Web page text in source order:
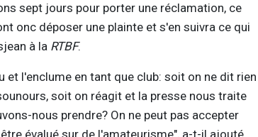
sept jours pour porter une réclamation, ce
onc déposer une plainte et s'en suivra ce qui
à la RTBF.
et l'enclume en tant que club: soit on ne dit rien
soit on réagit et la presse nous traite
nous prendre? On ne peut pas accepter
évalué sur de l'amateurisme", a-t-il ajouté.